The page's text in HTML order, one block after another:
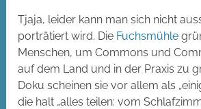
Tjaja, leider kann man sich nicht
porträtiert wird. Die Fuchsmühle
Menschen, um Commons und
auf dem Land und in der Praxis zu
Doku scheinen sie vor allem als
die halt „alles teilen: vom